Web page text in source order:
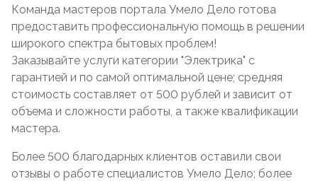
Команда мастеров портала Умело Дело готова
предоставить профессиональную помощь в решении
широкого спектра бытовых проблем!
Заказывайте услуги категории "Электрика" с
гарантией и по самой оптимальной цене; средняя
стоимость составляет от 500 рублей и зависит от
объема и сложности работы, а также квалификации
мастера.
Более 500 благодарных клиентов оставили свои
отзывы о работе специалистов Умело Дело; более